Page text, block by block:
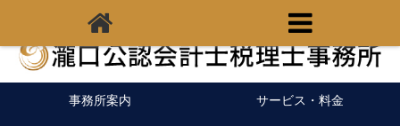
福岡県宗像市の税理士｜開業支援｜クラウド会計
事務所案内 サービス・料金